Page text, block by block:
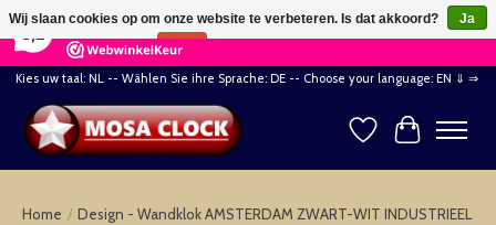
164 Reviews ×
Kies uw taal: NL -- Wählen Sie ihre Sprache: DE -- Choose your language: EN ⇓ ⇒
Verlanglijst
Home / Design - Wandklok AMSTERDAM ZWART-WIT INDUSTRIEEL
Wij slaan cookies op om onze website te verbeteren. Is dat akkoord?
Ja
Nee